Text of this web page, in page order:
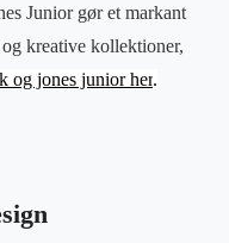
Junior gør et markant
kreative kollektioner,
og jones junior her.